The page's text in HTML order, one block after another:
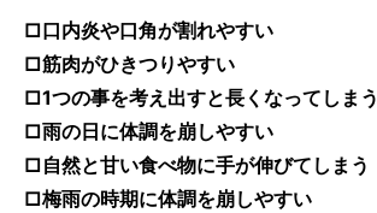
□口内炎や口角が割れやすい
□筋肉がひきつりやすい
□1つの事を考え出すと長くなってしまう
□雨の日に体調を崩しやすい
□自然と甘い食べ物に手が伸びてしまう
□梅雨の時期に体調を崩しやすい